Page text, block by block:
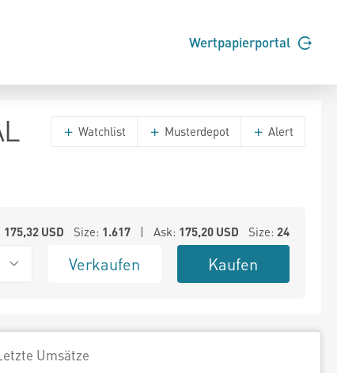
Wertpapierportal
Watchlist Musterdepot Alert
175,32USD Size: 1.617| Ask: 175,20USD Size: 24
Verkaufen Kaufen
Umsätze